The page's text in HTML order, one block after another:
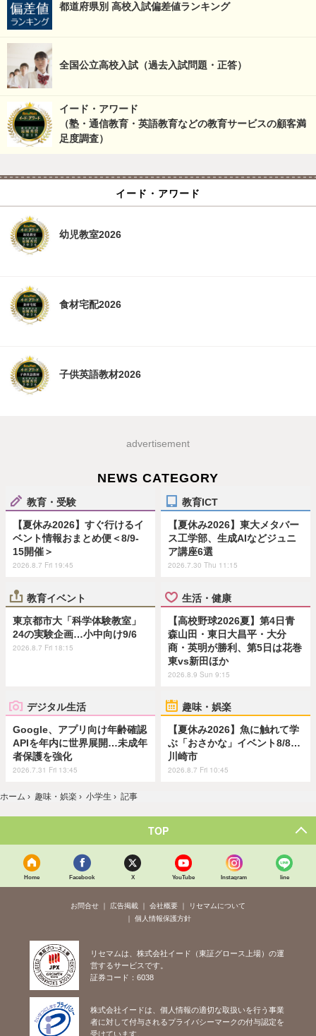
都道府県別 高校入試偏差値ランキング
全国公立高校入試（過去入試問題・正答）
イード・アワード
（塾・通信教育・英語教育などの教育サービスの顧客満
足度調査）
イード・アワード
幼児教室2026
食材宅配2026
子供英語教材2026
advertisement
NEWS CATEGORY
教育・受験
【夏休み2026】すぐ行けるイ
ベント情報おまとめ便＜8/9-
15開催＞
2026.8.7 Fri 19:45
教育ICT
【夏休み2026】東大メタバー
ス工学部、生成AIなどジュニ
ア講座6選
2026.7.30 Thu 11:15
教育イベント
東京都市大「科学体験教室」
24の実験企画…小中向け9/6
2026.8.7 Fri 18:15
生活・健康
【高校野球2026夏】第4日青
森山田・東日大昌平・大分
商・英明が勝利、第5日は花巻
東vs新田ほか
2026.8.9 Sun 9:15
デジタル生活
Google、アプリ向け年齢確認
APIを年内に世界展開…未成年
者保護を強化
2026.7.31 Fri 13:45
趣味・娯楽
【夏休み2026】魚に触れて学
ぶ「おさかな」イベント8/8…
川崎市
2026.8.7 Fri 10:45
ホーム › 趣味・娯楽 › 小学生 › 記事
TOP
Home Facebook X YouTube Instagram line
お問合せ 広告掲載 会社概要
リセマムについて
個人情報保護方針
リセマムは、株式会社イード（東証グロース上場）の運
営するサービスです。
証券コード：6038
株式会社イードは、個人情報の適切な取扱いを行う事業
者に対して付与されるプライバシーマークの付与認定を
受けています。